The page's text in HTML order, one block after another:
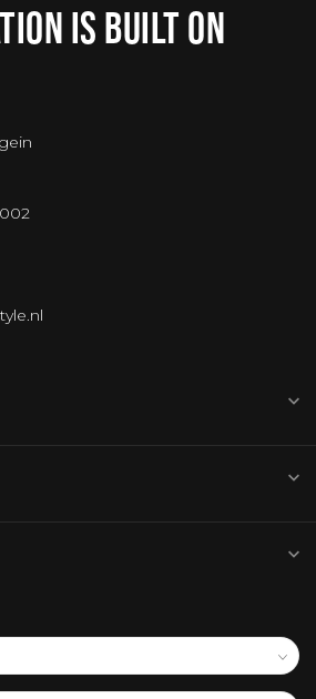
IS BUILT ON